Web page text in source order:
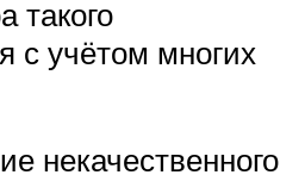
такого
с учётом многих
некачественного